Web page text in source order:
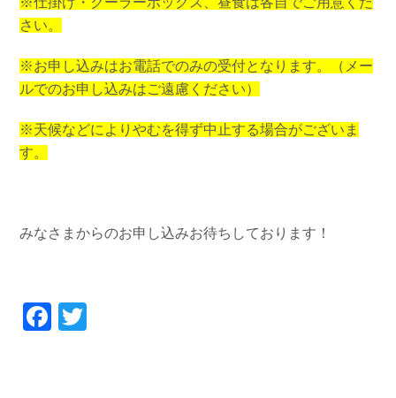
さい。
※お申し込みはお電話でのみの受付となります。（メー
ルでのお申し込みはご遠慮ください）
※天候などによりやむを得ず中止する場合がございま
す。
みなさまからのお申し込みお待ちしております！
Facebook